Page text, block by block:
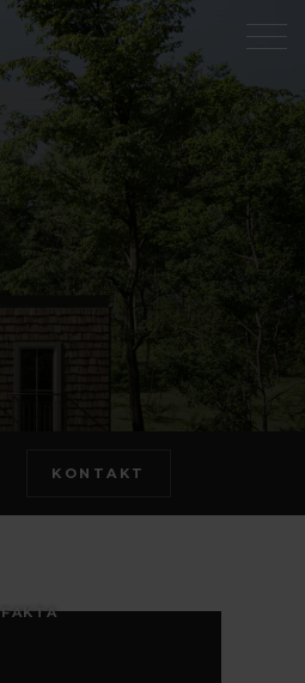
KONTAKT
FAKTA